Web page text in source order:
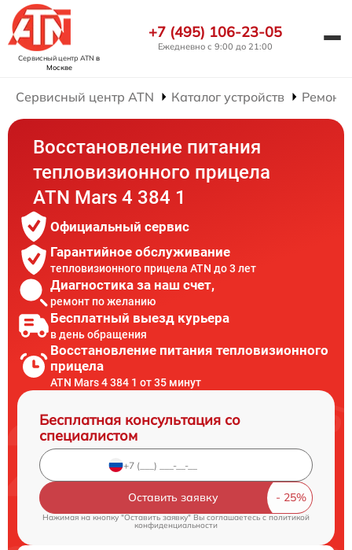
Сервисный центр ATN в
Москве
+7 (495) 106-23-05
Ежедневно с 9:00 до 21:00
Сервисный центр ATN Каталог устройств Ремонт
Восстановление питания
тепловизионного прицела
ATN Mars 4 384 1
Официальный сервис
Гарантийное обслуживание
тепловизионного прицела ATN до 3 лет
Диагностика за наш счет,
ремонт по желанию
Бесплатный выезд курьера
в день обращения
Восстановление питания тепловизионного
прицела
ATN Mars 4 384 1 от 35 минут
Бесплатная консультация со
специалистом
Оставить заявку
Нажимая на кнопку "Оставить заявку" Вы соглашаетесь cполитикой
конфиденциальности